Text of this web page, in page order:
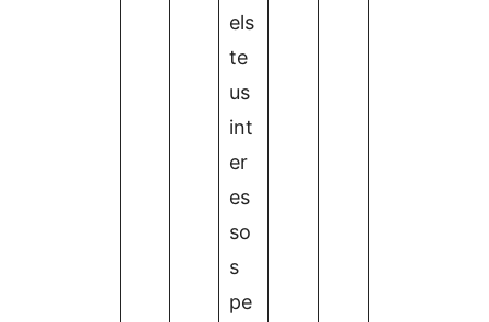
els
te
us
int
er
es
so
s
pe